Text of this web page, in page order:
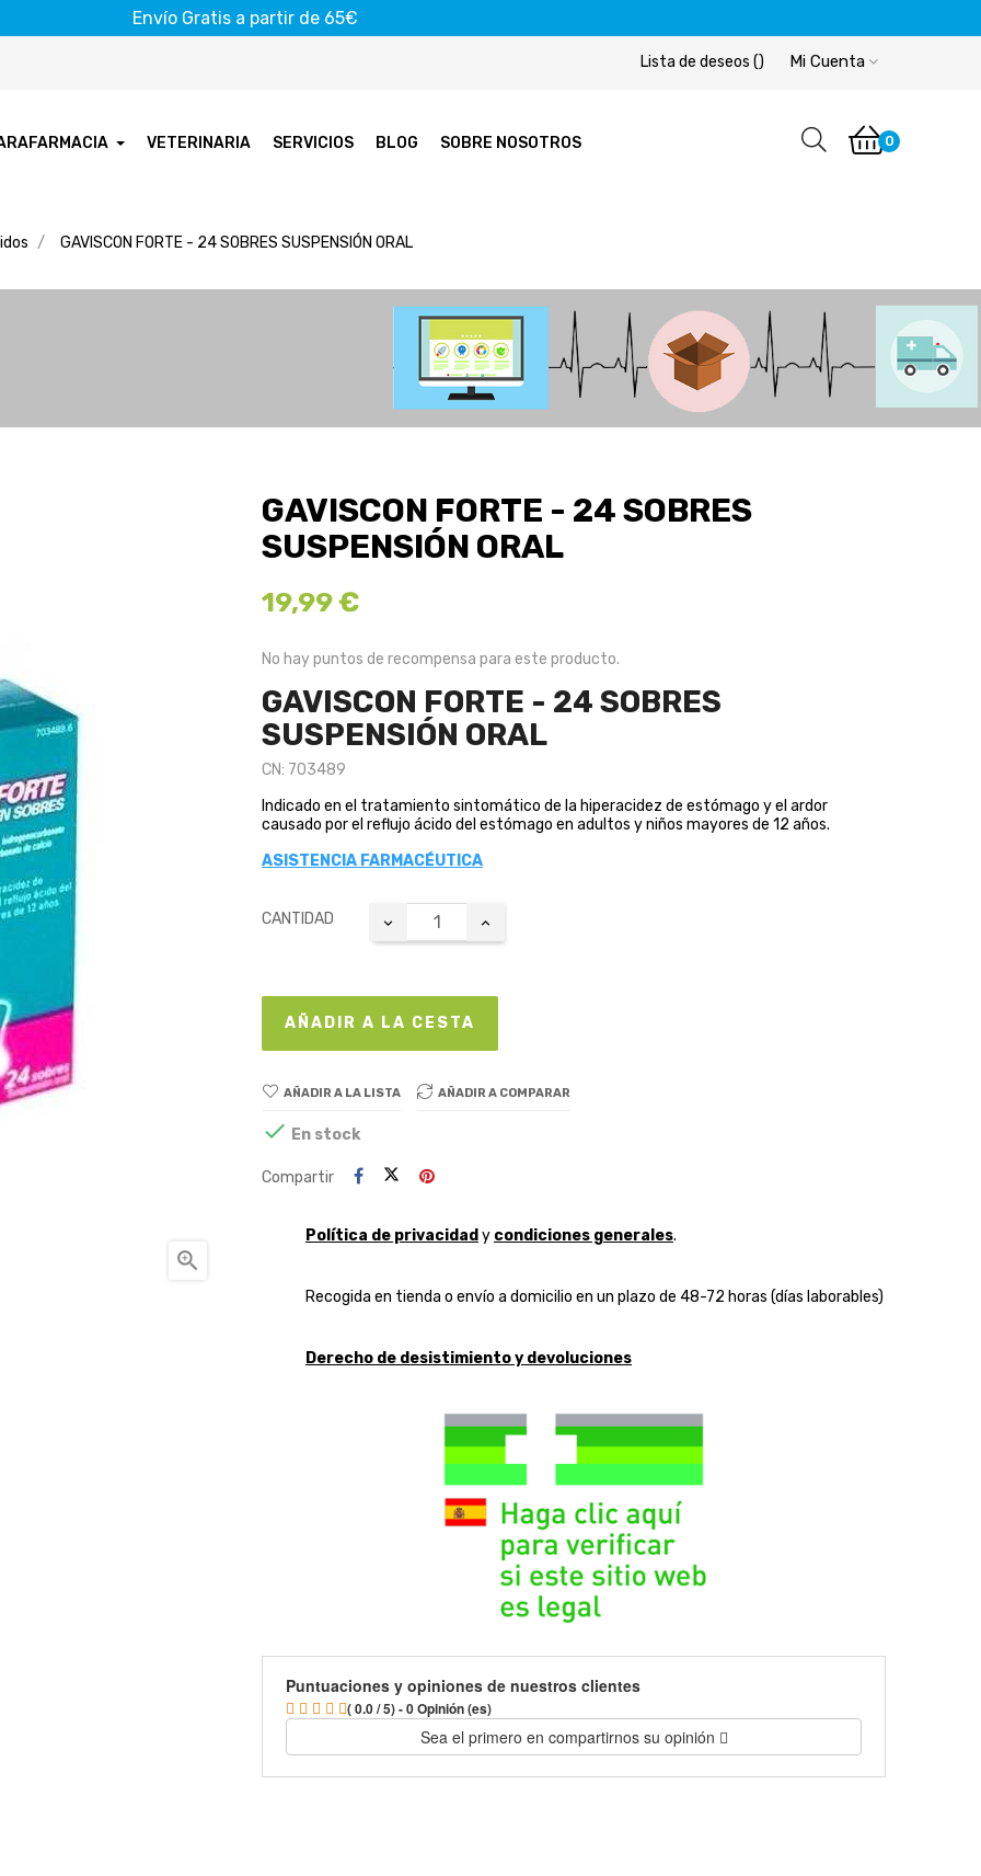
Envío Gratis a partir de 65€
Mi Cuenta
Lista de deseos ()
VETERINARIA SERVICIOS BLOG SOBRE NOSOTROS 0
GAVISCON FORTE - 24 SOBRES SUSPENSIÓN ORAL

GAVISCON FORTE - 24 SOBRES
SUSPENSIÓN ORAL
19,99 €
No hay puntos de recompensa para este producto.
GAVISCON FORTE - 24 SOBRES
SUSPENSIÓN ORAL
CN: 703489
Indicado en el tratamiento sintomático de la hiperacidez de estómago y el ardor
causado por el reflujo ácido del estómago en adultos y niños mayores de 12 años.
ASISTENCIA FARMACÉUTICA
CANTIDAD
AÑADIR A LA CESTA
AÑADIR A LA LISTA AÑADIR A COMPARAR
 En stock
Compartir
Política de privacidad y condiciones generales.
Recogida en tienda o envío a domicilio en un plazo de 48-72 horas (días laborables)
Derecho de desistimiento y devoluciones
Puntuaciones y opiniones de nuestros clientes
( 0.0 / 5) - 0 Opinión (es)
Sea el primero en compartirnos su opinión